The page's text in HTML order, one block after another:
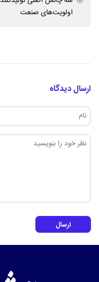
اولویت‌های صنعت
ارسال دیدگاه
ارسال